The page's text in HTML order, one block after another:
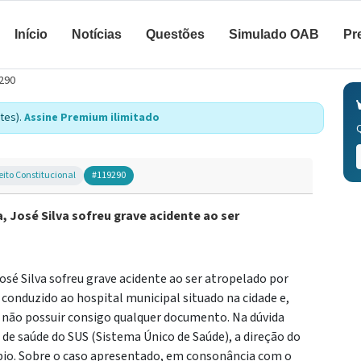
Início Notícias Questões Simulado OAB
Assine Premium ilimitado
Constitucional #119290
José Silva sofreu grave acidente ao ser
Silva sofreu grave acidente ao ser atropelado por
ao hospital municipal situado na cidade e,
possuir consigo qualquer documento. Na dúvida
saúde do SUS (Sistema Único de Saúde), a direção do
Sobre o caso apresentado, em consonância com o